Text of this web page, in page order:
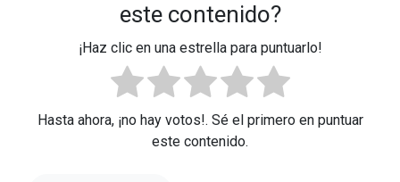
este contenido?
¡Haz clic en una estrella para puntuarlo!
Hasta ahora, ¡no hay votos!. Sé el primero en puntuar
este contenido.